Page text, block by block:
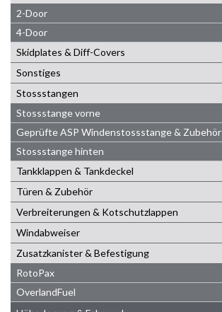
2-Door
4-Door
Skidplates & Diff-Covers
Sonstiges
Stossstangen
Stossstange vorne
Geprüfte ASP Windenstossstange & Zubehör
Stossstange hinten
Tankklappen & Tankdeckel
Türen & Zubehör
Verbreiterungen & Kotschutzlappen
Windabweiser
Zusatzkanister & Befestigung
RotoPax
OverlandFuel